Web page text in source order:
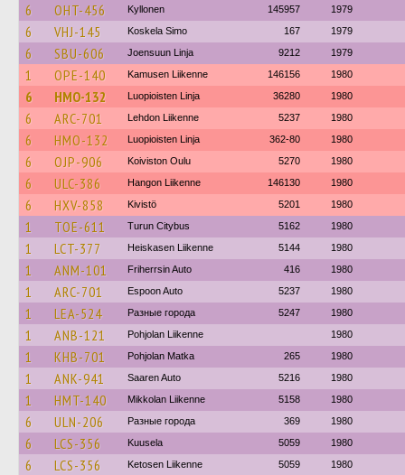
6 OHT-456 Kyllonen 145957 1979
6 VHJ-145 Koskela Simo 167 1979
6 SBU-606 Joensuun Linja 9212 1979
1 OPE-140 Kamusen Liikenne 146156 1980
6 HMO-132 Luopioisten Linja 36280 1980
6 ARC-701 Lehdon Liikenne 5237 1980
6 HMO-132 Luopioisten Linja 362-80 1980
6 OJP-906 Koiviston Oulu 5270 1980
6 ULC-386 Hangon Liikenne 146130 1980
6 HXV-858 Kivistö 5201 1980
1 TOE-611 Turun Citybus 5162 1980
1 LCT-377 Heiskasen Liikenne 5144 1980
1 ANM-101 Friherrsin Auto 416 1980
1 ARC-701 Espoon Auto 5237 1980
1 LEA-524 Разные города 5247 1980
1 ANB-121 Pohjolan Liikenne 1980
1 KHB-701 Pohjolan Matka 265 1980
1 ANK-941 Saaren Auto 5216 1980
1 HMT-140 Mikkolan Liikenne 5158 1980
6 ULN-206 Разные города 369 1980
6 LCS-356 Kuusela 5059 1980
6 LCS-356 Ketosen Liikenne 5059 1980